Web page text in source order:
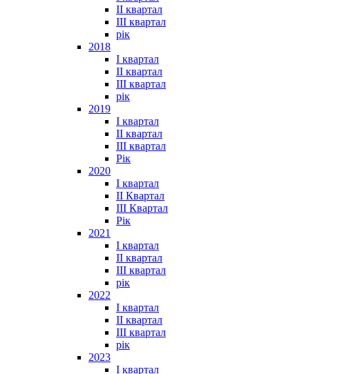
II квартал
III квартал
рік
2018
I квартал
II квартал
III квартал
рік
2019
I квартал
II квартал
III квартал
Рік
2020
I квартал
II Квартал
III Квартал
Рік
2021
I квартал
II квартал
III квартал
рік
2022
I квартал
II квартал
ІІІ квартал
рік
2023
І квартал